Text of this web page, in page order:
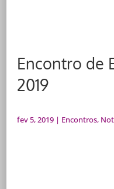
Encontro de
2019
fev 5, 2019 | Encontros,